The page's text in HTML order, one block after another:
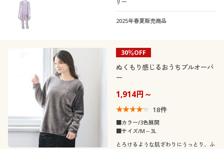
リー
2025年春夏販売商品
30％OFF
ぬくもり感じるおうちプルオーバ
ー
1,914円～
18件
■カラー/3色展開
■サイズ/M～3L
とろけるような肌ざわりにうっとり、ふ